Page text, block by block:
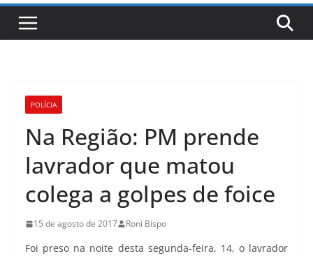
POLÍCIA
Na Região: PM prende
lavrador que matou
colega a golpes de foice
15 de agosto de 2017 Roni Bispo
Foi preso na noite desta segunda-feira, 14, o lavrador